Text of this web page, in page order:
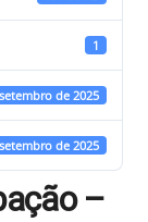
1
de 2025
de 2025
–